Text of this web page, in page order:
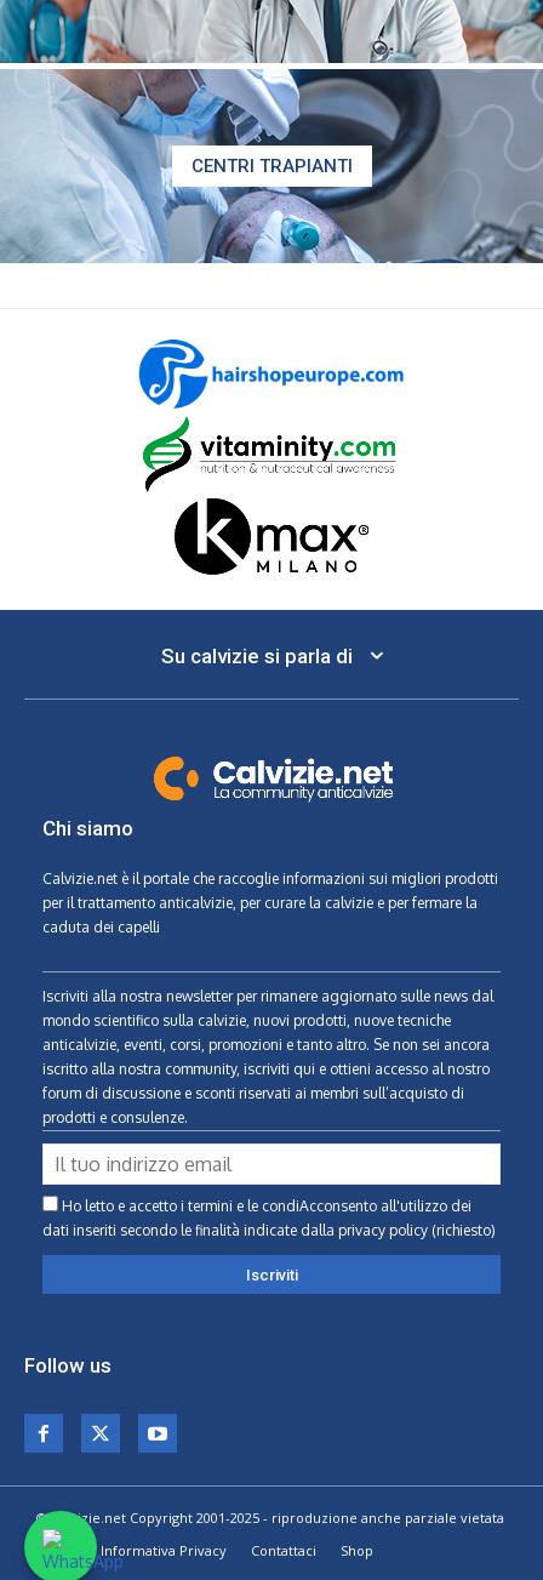
CENTRI TRAPIANTI
Su calvizie si parla di
Chi siamo
Calvizie.net è il portale che raccoglie informazioni sui migliori prodotti
per il trattamento anticalvizie, per curare la calvizie e per fermare la
caduta dei capelli
Iscriviti alla nostra newsletter per rimanere aggiornato sulle news dal
mondo scientifico sulla calvizie, nuovi prodotti, nuove tecniche
anticalvizie, eventi, corsi, promozioni e tanto altro. Se non sei ancora
iscritto alla nostra community, iscriviti qui e ottieni accesso al nostro
forum di discussione e sconti riservati ai membri sull’acquisto di
prodotti e consulenze.
Ho letto e accetto i termini e le condiAcconsento all'utilizzo dei
dati inseriti secondo le finalità indicate dalla privacy policy (richiesto)
Follow us
© Calvizie.net Copyright 2001-2025 - riproduzione anche parziale vietata
Home
Informativa Privacy Contattaci Shop